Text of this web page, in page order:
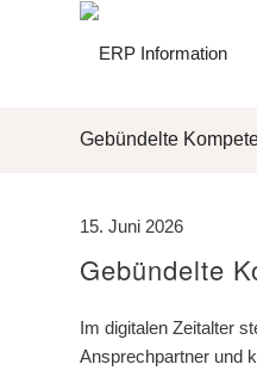
Gebündelte
15. Juni 2026
Gebündelte
Im digitalen Zeitalter
Ansprechpartner und